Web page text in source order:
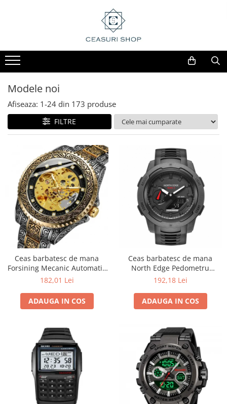
Modele noi
Afiseaza: 1-24 din 173 produse
FILTRE
Ceas barbatesc de mana
Forsining Mecanic Automatic
Skeleton Analog Argintiu
182,01 Lei
ADAUGA IN COS
Ceas barbatesc de mana
North Edge Pedometru
Lumina de fundal DST Negru
192,18 Lei
ADAUGA IN COS